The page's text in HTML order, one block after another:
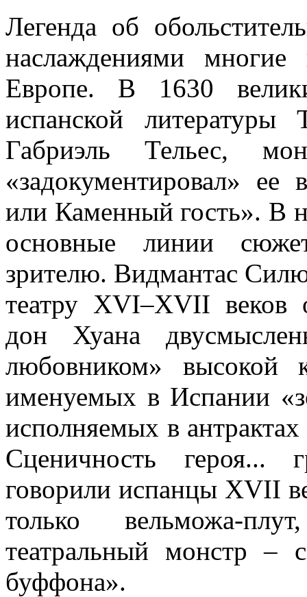
Легенда об
наслаждениями
Европе. В 1630
испанской
Габриэль Тельес,
«задокументировал» ее
или Каменный гость». В
основные линии
зрителю. Видмантас
театру XVI–XVII веков
дон Хуана
любовником» высокой
именуемых в Испании
исполняемых в
Сценичность героя...
говорили испанцы XVII
только вельможа-
театральный монстр –
буффона».